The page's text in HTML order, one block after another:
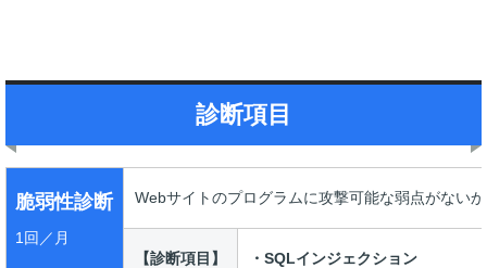
診断項目
脆弱性診断
1回／月
Webサイトのプログラムに攻撃可能な弱点がない
【診断項目】
・SQLインジェクション